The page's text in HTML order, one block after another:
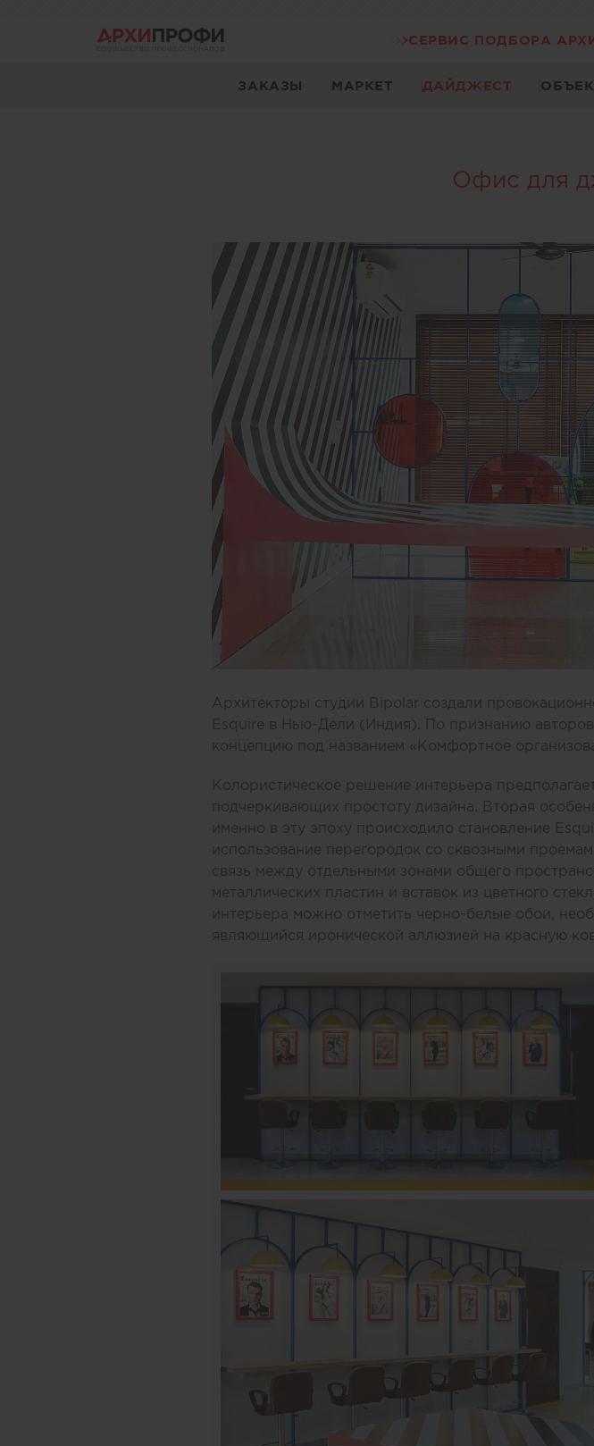
СЕРВИС ПОДБОРА
ЗАКАЗЫ МАРКЕТ ДАЙДЖЕСТ
Офис для
Архитекторы студии Bipolar создали
Esquire в Нью-Дели (Индия). По признанию
концепцию под названием «Комфортное
Колористическое решение интерьера
подчеркивающих простоту дизайна. Вторая
именно в эту эпоху происходило становление
использование перегородок со сквозными
связь между отдельными зонами общего
металлических пластин и вставок из цветного
интерьера можно отметить черно-белые обои,
являющийся иронической аллюзией на красную